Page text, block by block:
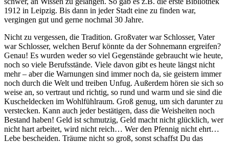
1912 in Leipzig. Bis dann in jeder Stadt eine zu finden war,
vergingen gut und gerne nochmal 30 Jahre.
Nicht zu vergessen, die Tradition. Großvater war Schlosser, Vater
war Schlosser, welchen Beruf könnte da der Sohnemann ergreifen?
Genau! Es wurden weder so viel Gegenstände gebraucht wie heute,
noch so viele Berufsstände. Viele davon gibt es heute längst nicht
mehr – aber die Warnungen sind immer noch da, sie geistern immer
noch durch die Welt und treiben Unfug. Außerdem hören sie sich so
weise an, so vertraut und richtig, so rund und warm und sie sind die
Kuscheldecken im Wohlfühlraum. Groß genug, um sich darunter zu
verstecken. Kann auch jeder bestätigen, dass die Weisheiten noch
Bestand haben! Geld ist schmutzig, Geld macht nicht glücklich, wer
nicht hart arbeitet, wird nicht reich… Wer den Pfennig nicht ehrt…
Lebe bescheiden. Träume nicht so groß, sonst schaffst Du das